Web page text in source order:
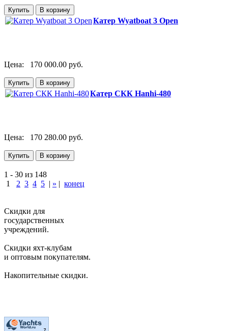
Катер Wyatboat 3 Open
Цена: 170 000.00 руб.
Катер СКК Hanhi-480
Цена: 170 280.00 руб.
1 - 30 из 148
1
2 3 4 5 | » | конец
Скидки для
государственных
учреждений.
Скидки яхт-клубам
и оптовым покупателям.
Накопительные скидки.